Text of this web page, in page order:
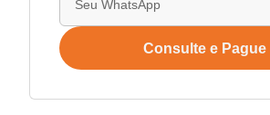
Consulte e Pague